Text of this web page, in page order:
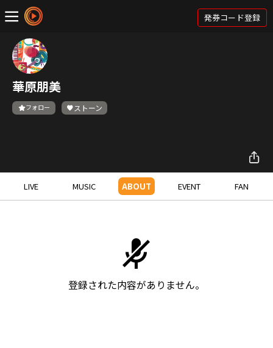
発券コード登録
華原朋美
フォロー ストーン
LIVE MUSIC ABOUT EVENT FAN
登録された内容がありません。